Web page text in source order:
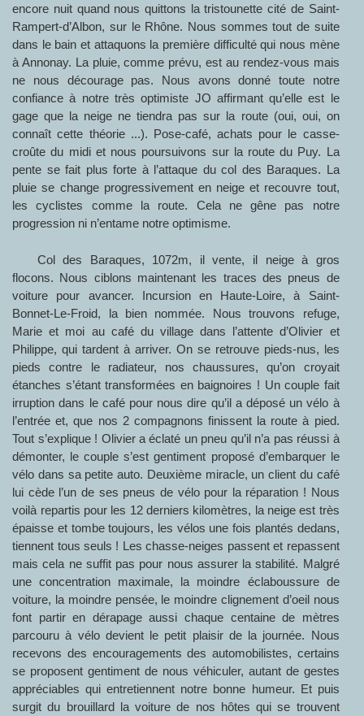
encore nuit quand nous quittons la tristounette cité de Saint-
Rampert-d’Albon, sur le Rhône. Nous sommes tout de suite
dans le bain et attaquons la première difficulté qui nous mène
à Annonay. La pluie, comme prévu, est au rendez-vous mais
ne nous décourage pas. Nous avons donné toute notre
confiance à notre très optimiste JO affirmant qu’elle est le
gage que la neige ne tiendra pas sur la route (oui, oui, on
connaît cette théorie ...). Pose-café, achats pour le casse-
croûte du midi et nous poursuivons sur la route du Puy. La
pente se fait plus forte à l’attaque du col des Baraques. La
pluie se change progressivement en neige et recouvre tout,
les cyclistes comme la route. Cela ne gêne pas notre
progression ni n’entame notre optimisme.
Col des Baraques, 1072m, il vente, il neige à gros
flocons. Nous ciblons maintenant les traces des pneus de
voiture pour avancer. Incursion en Haute-Loire, à Saint-
Bonnet-Le-Froid, la bien nommée. Nous trouvons refuge,
Marie et moi au café du village dans l’attente d’Olivier et
Philippe, qui tardent à arriver. On se retrouve pieds-nus, les
pieds contre le radiateur, nos chaussures, qu’on croyait
étanches s’étant transformées en baignoires ! Un couple fait
irruption dans le café pour nous dire qu’il a déposé un vélo à
l’entrée et, que nos 2 compagnons finissent la route à pied.
Tout s’explique ! Olivier a éclaté un pneu qu’il n’a pas réussi à
démonter, le couple s’est gentiment proposé d’embarquer le
vélo dans sa petite auto. Deuxième miracle, un client du café
lui cède l’un de ses pneus de vélo pour la réparation ! Nous
voilà repartis pour les 12 derniers kilomètres, la neige est très
épaisse et tombe toujours, les vélos une fois plantés dedans,
tiennent tous seuls ! Les chasse-neiges passent et repassent
mais cela ne suffit pas pour nous assurer la stabilité. Malgré
une concentration maximale, la moindre éclaboussure de
voiture, la moindre pensée, le moindre clignement d’oeil nous
font partir en dérapage aussi chaque centaine de mètres
parcouru à vélo devient le petit plaisir de la journée. Nous
recevons des encouragements des automobilistes, certains
se proposent gentiment de nous véhiculer, autant de gestes
appréciables qui entretiennent notre bonne humeur. Et puis
surgit du brouillard la voiture de nos hôtes qui se trouvent